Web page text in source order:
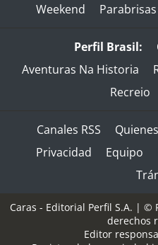
Weekend
Parabrisas
Perfil Brasil:
Aventuras Na Historia
Recreio
Canales RSS
Privacidad
Equipo
Caras - Editorial Perfil S.A. | ©
derechos
Editor